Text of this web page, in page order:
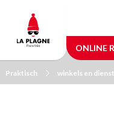
main
content
ONLINE
Praktisch winkels en